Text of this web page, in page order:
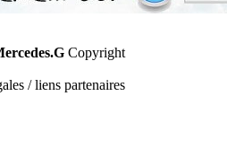
Copyright
/ liens partenaires